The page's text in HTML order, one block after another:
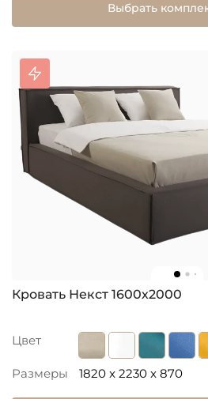
Выбрать
Кровать Некст 1600х2000
Цвет
Размеры 1820 x 2230 x 870